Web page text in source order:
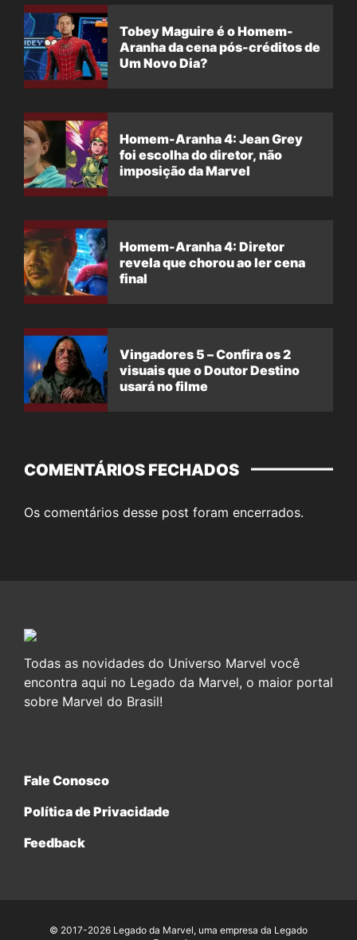
Tobey Maguire é o Homem-
Aranha da cena pós-créditos de
Um Novo Dia?
Homem-Aranha 4: Jean Grey
foi escolha do diretor, não
imposição da Marvel
Homem-Aranha 4: Diretor
revela que chorou ao ler cena
final
Vingadores 5 – Confira os 2
visuais que o Doutor Destino
usará no filme
COMENTÁRIOS FECHADOS
Os comentários desse post foram encerrados.
Todas as novidades do Universo Marvel você
encontra aqui no Legado da Marvel, o maior portal
sobre Marvel do Brasil!
Fale Conosco
Política de Privacidade
Feedback
© 2017-2026 Legado da Marvel, uma empresa da Legado